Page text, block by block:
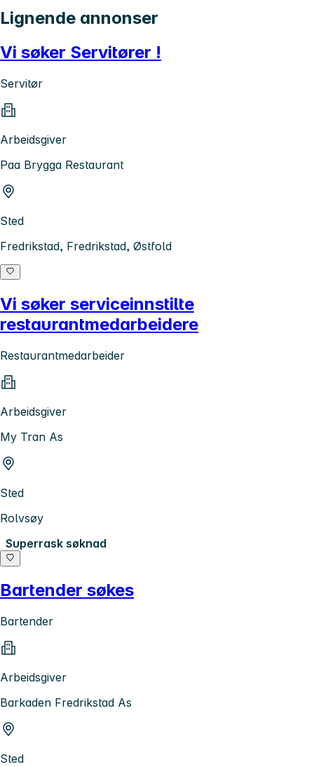
Lignende annonser
Vi søker Servitører !
Servitør
Arbeidsgiver
Paa Brygga Restaurant
Sted
Fredrikstad, Fredrikstad, Østfold
Vi søker serviceinnstilte
restaurantmedarbeidere
Restaurantmedarbeider
Arbeidsgiver
My Tran As
Sted
Rolvsøy
Superrask søknad
Bartender søkes
Bartender
Arbeidsgiver
Barkaden Fredrikstad As
Sted